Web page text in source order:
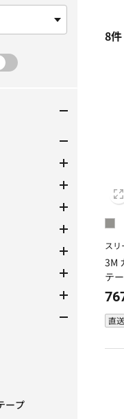
料・接着補修
水性塗料
油性塗料
木部用塗料
業務用塗料
ニス・ステイン
塗装用品
: 接着・補修剤
テープ
: 両面テープ
込み中: 補修テープ
: アルミテープ
ープ
: 反射・ラインテープ
8件
ス
3M
テ
直